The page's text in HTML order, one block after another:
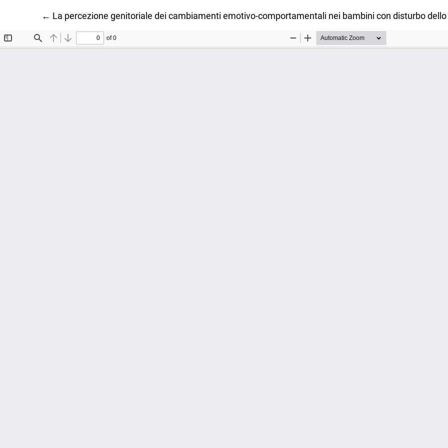
← Ritorna ai dettagli dell'articolo
La percezione genitoriale dei cambiamenti emotivo-comportamentali nei bambini con disturbo